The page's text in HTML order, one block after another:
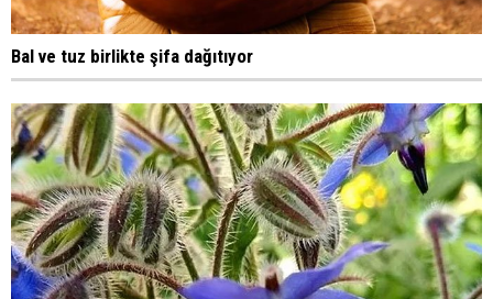
Bal ve tuz birlikte şifa dağıtıyor